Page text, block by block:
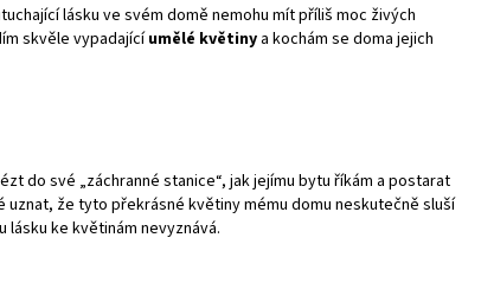
lásku ve svém domě nemohu mít příliš moc živých
skvěle vypadajícíumělé květiny a kochám se doma jejich
do své „záchranné stanice“, jak jejímu bytu říkám a postarat
že tyto překrásné květiny mému domu neskutečně sluší
ke květinám nevyznává.